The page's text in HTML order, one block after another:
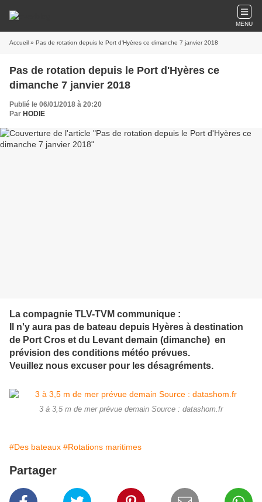
MENU
Accueil » Pas de rotation depuis le Port d'Hyères ce dimanche 7 janvier 2018
Pas de rotation depuis le Port d'Hyères ce
dimanche 7 janvier 2018
Publié le 06/01/2018 à 20:20
Par HODIE
La compagnie TLV-TVM communique :
Il n'y aura pas de bateau depuis Hyères à destination
de Port Cros et du Levant demain (dimanche) en
prévision des conditions météo prévues.
Veuillez nous excuser pour les désagréments.
3 à 3,5 m de mer prévue demain Source : datashom.fr
#Des bateaux #Rotations maritimes
Partager